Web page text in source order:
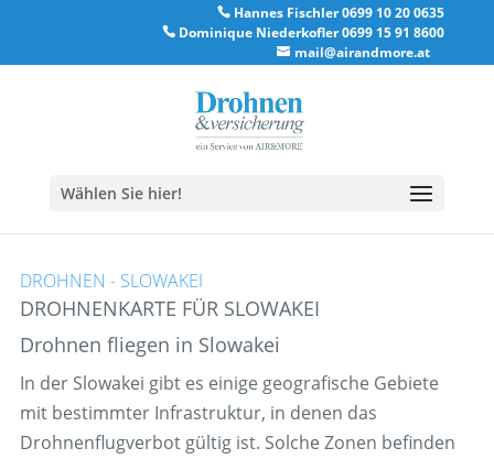
Hannes Fischler 0699 10 20 0635
Dominique Niederkofler 0699 15 91 8600
mail@airandmore.at
Wählen Sie hier!
DROHNEN - SLOWAKEI
DROHNENKARTE FÜR SLOWAKEI
Drohnen fliegen in Slowakei
In der Slowakei gibt es einige geografische Gebiete
mit bestimmter Infrastruktur, in denen das
Drohnenflugverbot gültig ist. Solche Zonen befinden